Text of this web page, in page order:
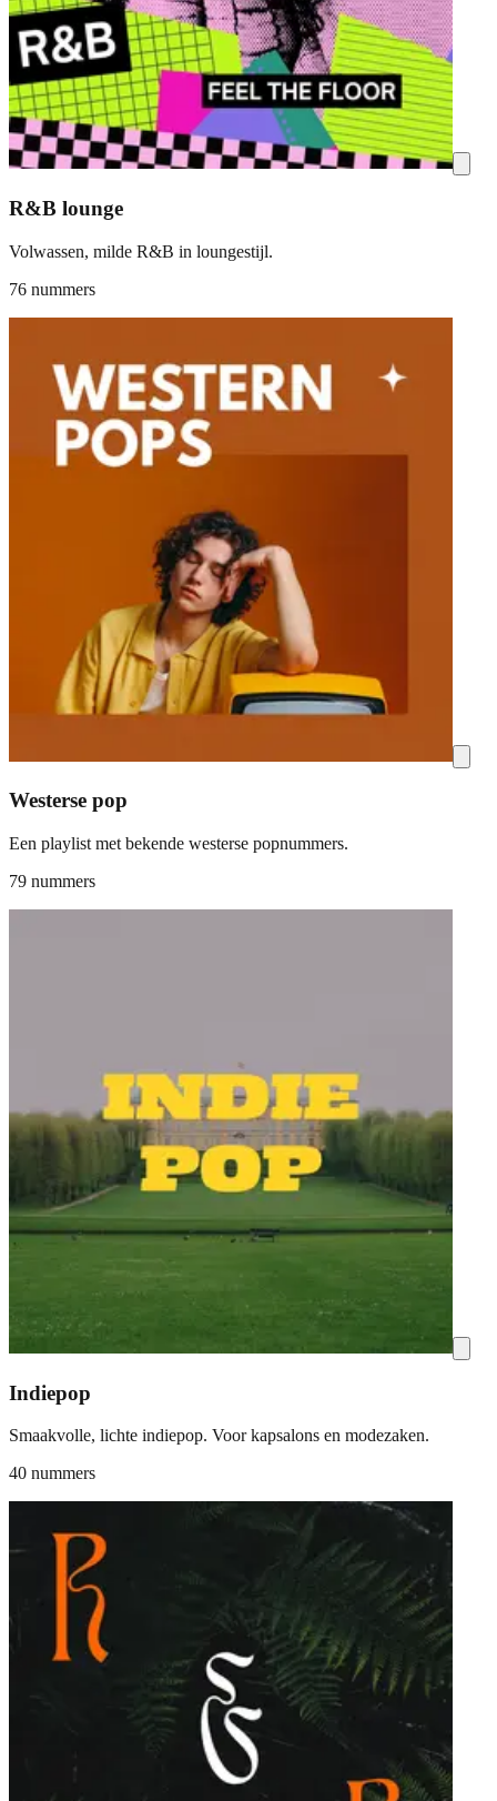
R&B lounge
Volwassen, milde R&B in loungestijl.
76 nummers
Westerse pop
Een playlist met bekende westerse popnummers.
79 nummers
Indiepop
Smaakvolle, lichte indiepop. Voor kapsalons en modezaken.
40 nummers